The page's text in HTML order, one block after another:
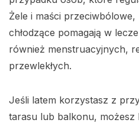
Żele i maści
chłodzące pomagają w
również menstruacyjnych,
przewlekłych.
Jeśli latem korzystasz z
tarasu lub balkonu, możesz